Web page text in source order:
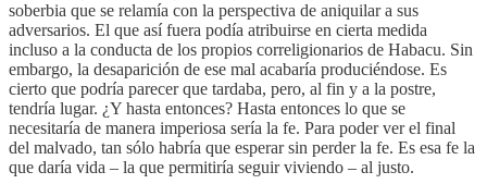
soberbia que se relamía con la perspectiva de aniquilar a sus
adversarios. El que así fuera podía atribuirse en cierta medida
incluso a la conducta de los propios correligionarios de Habacu. Sin
embargo, la desaparición de ese mal acabaría produciéndose. Es
cierto que podría parecer que tardaba, pero, al fin y a la postre,
tendría lugar. ¿Y hasta entonces? Hasta entonces lo que se
necesitaría de manera imperiosa sería la fe. Para poder ver el final
del malvado, tan sólo habría que esperar sin perder la fe. Es esa fe la
que daría vida – la que permitiría seguir viviendo – al justo.